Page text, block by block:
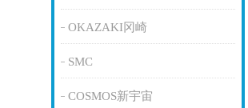
OKAZAKI冈崎
SMC
COSMOS新宇宙